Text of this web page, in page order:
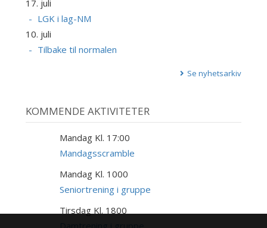
17. juli
LGK i lag-NM
10. juli
Tilbake til normalen
Se nyhetsarkiv
KOMMENDE AKTIVITETER
Mandag Kl. 17:00
Mandagsscramble
Mandag Kl. 1000
Seniortrening i gruppe
18
Tirsdag Kl. 1800